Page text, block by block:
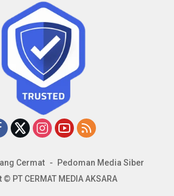
Cermat
Pedoman Media Siber
PT CERMAT MEDIA AKSARA